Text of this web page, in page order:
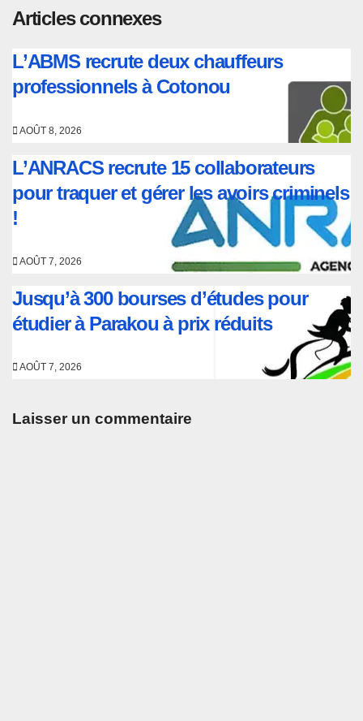
Articles connexes
L’ABMS recrute deux chauffeurs
professionnels à Cotonou
AOÛT 8, 2026
L’ANRACS recrute 15 collaborateurs
pour traquer et gérer les avoirs criminels
!
AOÛT 7, 2026
Jusqu’à 300 bourses d’études pour
étudier à Parakou à prix réduits
AOÛT 7, 2026
Laisser un commentaire